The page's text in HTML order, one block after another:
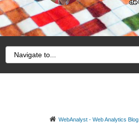
WebAnalyst - Web Analytics Blog